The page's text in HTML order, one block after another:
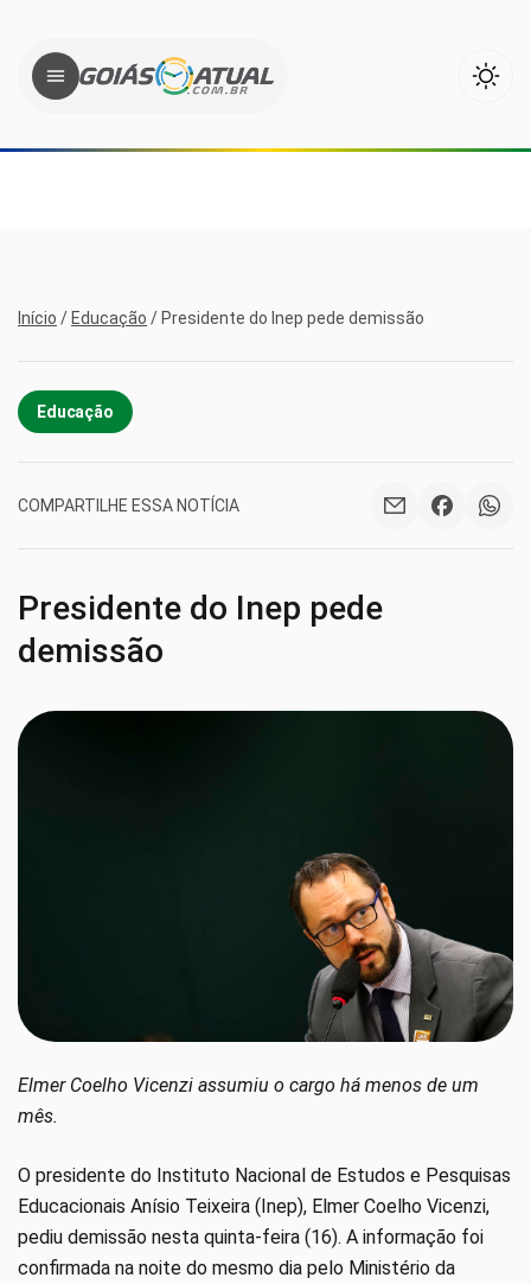
Início / Educação / Presidente do Inep pede demissão
Educação
COMPARTILHE ESSA NOTÍCIA
Presidente do Inep pede
demissão
Elmer Coelho Vicenzi assumiu o cargo há menos de um
mês.
O presidente do Instituto Nacional de Estudos e Pesquisas
Educacionais Anísio Teixeira (Inep), Elmer Coelho Vicenzi,
pediu demissão nesta quinta-feira (16). A informação foi
confirmada na noite do mesmo dia pelo Ministério da